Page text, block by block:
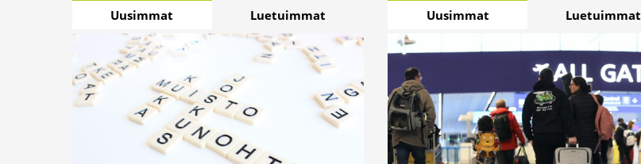
Uusimmat Luetuimmat Uusimmat Luetuimmat